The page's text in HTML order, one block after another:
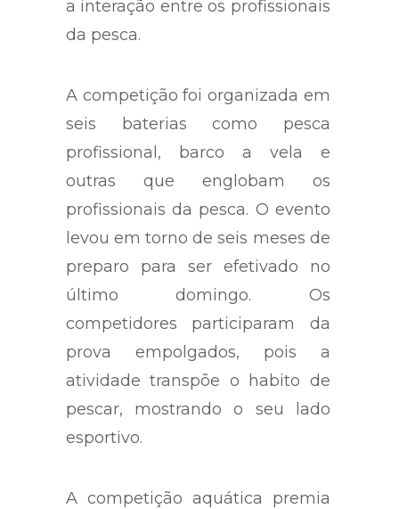
a interação entre os profissionais
da pesca.
A competição foi organizada em
seis baterias como pesca
profissional, barco a vela e
outras que englobam os
profissionais da pesca. O evento
levou em torno de seis meses de
preparo para ser efetivado no
último domingo. Os
competidores participaram da
prova empolgados, pois a
atividade transpõe o habito de
pescar, mostrando o seu lado
esportivo.
A competição aquática premia